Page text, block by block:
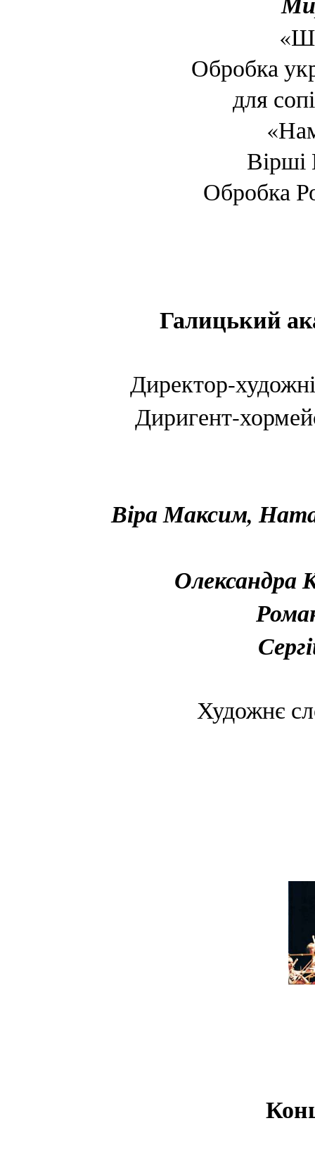
Обробка
для
Обробка
Галицький
Директор-
Диригент-
Віра Максим,
Олександра
Художнє